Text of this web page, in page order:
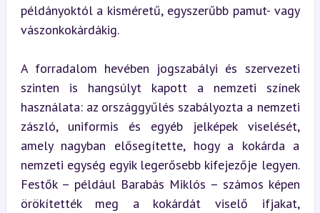
példányoktól a kisméretű, egyszerűbb pamut- vagy
vászonkokárdákig.
A forradalom hevében jogszabályi és szervezeti
szinten is hangsúlyt kapott a nemzeti színek
használata: az országgyűlés szabályozta a nemzeti
zászló, uniformis és egyéb jelképek viselését,
amely nagyban elősegítette, hogy a kokárda a
nemzeti egység egyik legerősebb kifejezője legyen.
Festők – például Barabás Miklós – számos képen
örökítették meg a kokárdát viselő ifjakat,